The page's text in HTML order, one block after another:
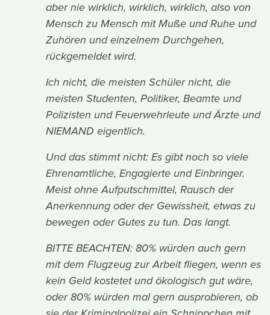
aber nie wirklich, wirklich, wirklich, also von
Mensch zu Mensch mit Muße und Ruhe und
Zuhören und einzelnem Durchgehen,
rückgemeldet wird.
Ich nicht, die meisten Schüler nicht, die
meisten Studenten, Politiker, Beamte und
Polizisten und Feuerwehrleute und Ärzte und
NIEMAND eigentlich.
Und das stimmt nicht: Es gibt noch so viele
Ehrenamtliche, Engagierte und Einbringer.
Meist ohne Aufputschmittel, Rausch der
Anerkennung oder der Gewissheit, etwas zu
bewegen oder Gutes zu tun. Das langt.
BITTE BEACHTEN: 80% würden auch gern
mit dem Flugzeug zur Arbeit fliegen, wenn es
kein Geld kostetet und ökologisch gut wäre,
oder 80% würden mal gern ausprobieren, ob